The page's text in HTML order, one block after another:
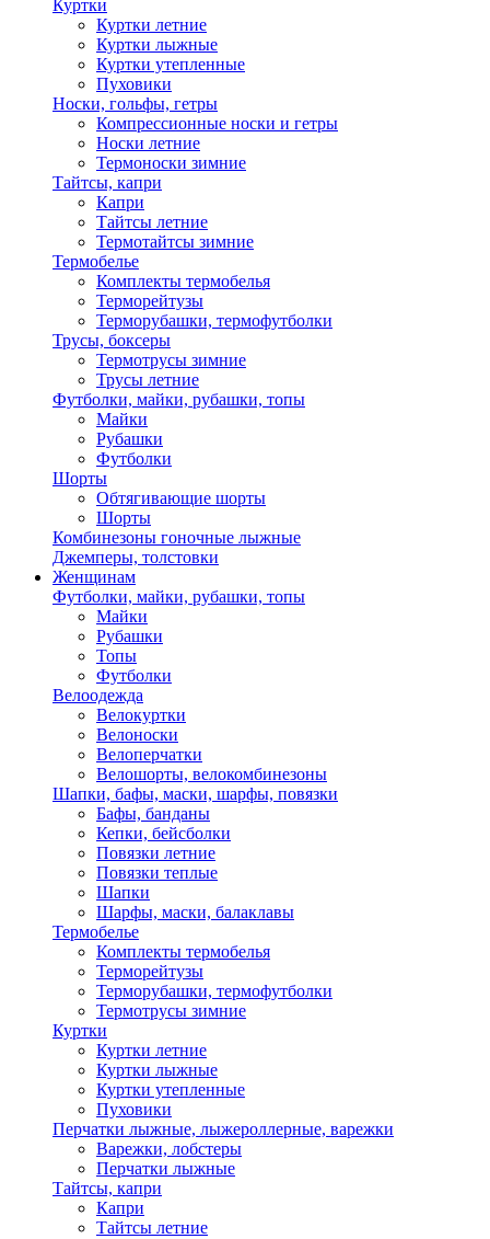
Куртки
Куртки летние
Куртки лыжные
Куртки утепленные
Пуховики
Носки, гольфы, гетры
Компрессионные носки и гетры
Носки летние
Термоноски зимние
Тайтсы, капри
Капри
Тайтсы летние
Термотайтсы зимние
Термобелье
Комплекты термобелья
Терморейтузы
Терморубашки, термофутболки
Трусы, боксеры
Термотрусы зимние
Трусы летние
Футболки, майки, рубашки, топы
Майки
Рубашки
Футболки
Шорты
Обтягивающие шорты
Шорты
Комбинезоны гоночные лыжные
Джемперы, толстовки
Женщинам
Футболки, майки, рубашки, топы
Майки
Рубашки
Топы
Футболки
Велоодежда
Велокуртки
Велоноски
Велоперчатки
Велошорты, велокомбинезоны
Шапки, бафы, маски, шарфы, повязки
Бафы, банданы
Кепки, бейсболки
Повязки летние
Повязки теплые
Шапки
Шарфы, маски, балаклавы
Термобелье
Комплекты термобелья
Терморейтузы
Терморубашки, термофутболки
Термотрусы зимние
Куртки
Куртки летние
Куртки лыжные
Куртки утепленные
Пуховики
Перчатки лыжные, лыжероллерные, варежки
Варежки, лобстеры
Перчатки лыжные
Тайтсы, капри
Капри
Тайтсы летние